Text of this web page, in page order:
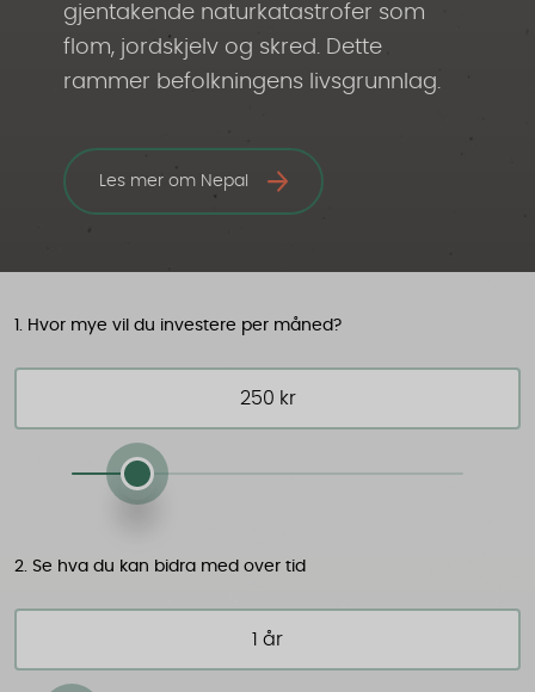
gjentakende naturkatastrofer som
flom, jordskjelv og skred. Dette
rammer befolkningens livsgrunnlag.
Les mer om Nepal
1. Hvor mye vil du investere per måned?
2. Se hva du kan bidra med over tid